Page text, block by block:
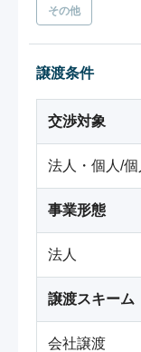
その他
譲渡条件
交渉対象
法人・個人/
事業形態
法人
譲渡スキーム
会社譲渡